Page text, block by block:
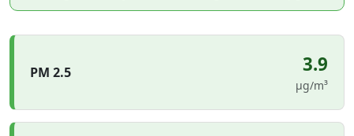
PM 2.5 3.9
µg/m³